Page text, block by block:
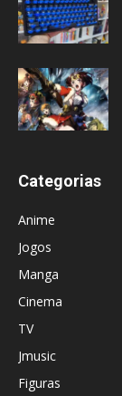
Categorias
Anime
Jogos
Manga
Cinema
TV
Jmusic
Figuras